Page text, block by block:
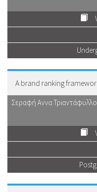
A brand ranking
Σεραφή Αννα